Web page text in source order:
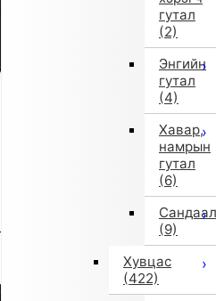
гутал
(2)
Энгийн
гутал
(4)
Хавар,
намрын
гутал
(6)
Сандаал
(9)
Хувцас
(422)